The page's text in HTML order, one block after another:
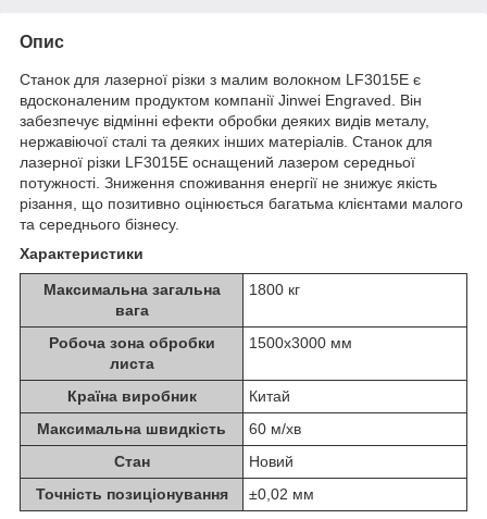
Опис
Станок для лазерної різки з малим волокном LF3015E є
вдосконаленим продуктом компанії Jinwei Engraved. Він
забезпечує відмінні ефекти обробки деяких видів металу,
нержавіючої сталі та деяких інших матеріалів. Станок для
лазерної різки LF3015E оснащений лазером середньої
потужності. Зниження споживання енергії не знижує якість
різання, що позитивно оцінюється багатьма клієнтами малого
та середнього бізнесу.
Характеристики
Максимальна загальна
вага
1800 кг
Робоча зона обробки
листа
1500х3000 мм
Країна виробник
Китай
Максимальна швидкість
60 м/хв
Стан
Новий
Точність позиціонування
±0,02 мм